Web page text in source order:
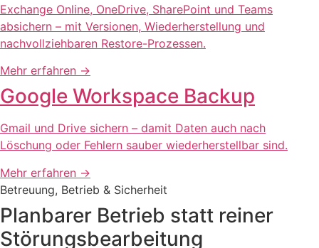
Exchange Online, OneDrive, SharePoint und Teams
absichern – mit Versionen, Wiederherstellung und
nachvollziehbaren Restore-Prozessen.
Mehr erfahren →
Google Workspace Backup
Gmail und Drive sichern – damit Daten auch nach
Löschung oder Fehlern sauber wiederherstellbar sind.
Mehr erfahren →
Betreuung, Betrieb & Sicherheit
Planbarer Betrieb statt reiner
Störungsbearbeitung